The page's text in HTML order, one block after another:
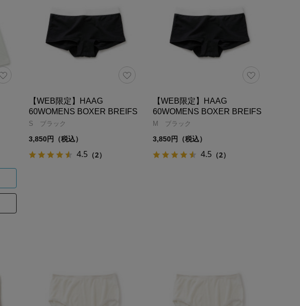
【WEB限定】HAAG
60WOMENS BOXER BREIFS
S ブラック
3,850円（税込）
4.5 （2）
【WEB限定】HAAG
60WOMENS BOXER BREIFS
M ブラック
3,850円（税込）
4.5 （2）